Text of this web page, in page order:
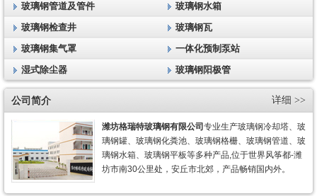
玻璃钢管道及管件
玻璃钢水箱
玻璃钢检查井
玻璃钢瓦
玻璃钢集气罩
一体化预制泵站
湿式除尘器
玻璃钢阳极管
公司简介 详细 >>
潍坊格瑞特玻璃钢有限公司 专业生产玻璃钢冷却塔、玻
璃钢罐、玻璃钢化粪池、玻璃钢格栅、玻璃钢管道、玻
璃钢水箱、玻璃钢平板等多种产品,位于世界风筝都-潍
坊市南30公里处，安丘市北郊，产品畅销国内外。